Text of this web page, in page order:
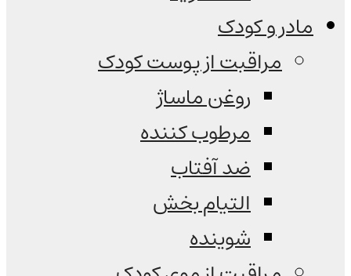
مادر و کودک
مراقبت از پوست کودک
روغن ماساژ
مرطوب کننده
ضد آفتاب
التیام بخش
شوینده